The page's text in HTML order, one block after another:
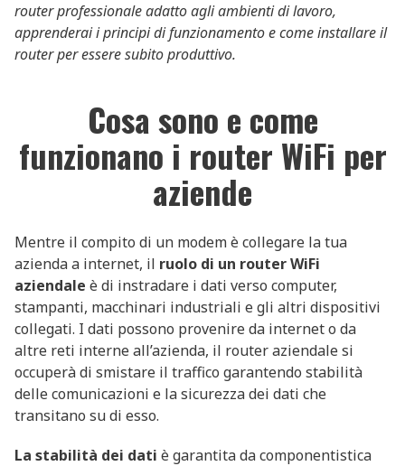
router professionale adatto agli ambienti di lavoro,
apprenderai i principi di funzionamento e come installare il
router per essere subito produttivo.
Cosa sono e come
funzionano i router WiFi per
aziende
Mentre il compito di un modem è collegare la tua
azienda a internet, il ruolo di un router WiFi
aziendale è di instradare i dati verso computer,
stampanti, macchinari industriali e gli altri dispositivi
collegati. I dati possono provenire da internet o da
altre reti interne all’azienda, il router aziendale si
occuperà di smistare il traffico garantendo stabilità
delle comunicazioni e la sicurezza dei dati che
transitano su di esso.
La stabilità dei dati è garantita da componentistica